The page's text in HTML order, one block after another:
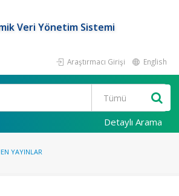
Veri Yönetim Sistemi
Araştırmacı Girişi English
Detaylı Arama
YAYINLAR